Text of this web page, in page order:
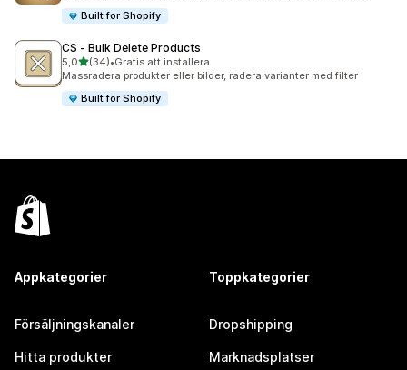
Built for Shopify
CS ‑ Bulk Delete Products
5,0av 5 stjärnor
(34)
34 recensioner totalt
•Gratis att installera
Massradera produkter eller bilder, radera varianter med filter
Built for Shopify
Appkategorier
Försäljningskanaler
Hitta produkter
Toppkategorier
Dropshipping
Marknadsplatser